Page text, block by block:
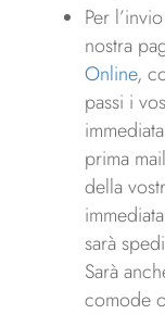
Per
nostra
Online,
passi i
prima
della
sarà
Sarà
comode